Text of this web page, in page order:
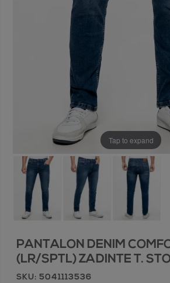
Tap to expand
PANTALON DENIM
(LR/SPTL) ZADINTE T.
SKU: 5041113536